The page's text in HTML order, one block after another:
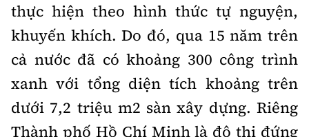
thực hiện theo hình thức tự nguyện,
khuyến khích. Do đó, qua 15 năm trên
cả nước đã có khoảng 300 công trình
xanh với tổng diện tích khoảng trên
dưới 7,2 triệu m2 sàn xây dựng. Riêng
Thành phố Hồ Chí Minh là đô thị đứng